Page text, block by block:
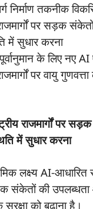
निर्माण तकनीक
पर सड़क
में सुधार करना
के लिए नए AI
पर वायु
राजमार्गों पर
में सुधार करना
लक्ष्य AI-आधारित
संकेतों की उपलब्धता
को बढ़ाना है।